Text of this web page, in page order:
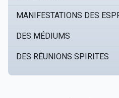
MANIFESTATIONS DES
DES MÉDIUMS
DES RÉUNIONS SPIRITES